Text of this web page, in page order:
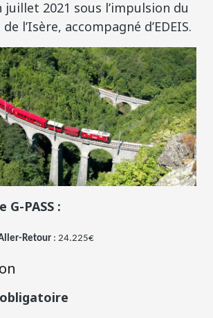
2021 sous l’impulsion du
l’Isère, accompagné d’EDEIS.
G-PASS :
Retour : 24.225€